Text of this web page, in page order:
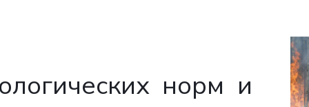
норм и